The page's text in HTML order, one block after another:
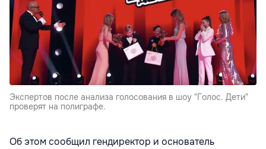
Экспертов после анализа голосования в шоу "Голос. Дети"
проверят на полиграфе.
Об этом сообщил гендиректор и основатель